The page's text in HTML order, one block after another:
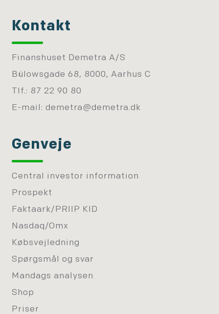
Kontakt
Finanshuset Demetra A/S
Bülowsgade 68, 8000, Aarhus C
Tlf.: 87 22 90 80
E-mail: demetra@demetra.dk
Genveje
Central investor information
Prospekt
Faktaark/PRIIP KID
Nasdaq/Omx
Købsvejledning
Spørgsmål og svar
Mandags analysen
Shop
Priser